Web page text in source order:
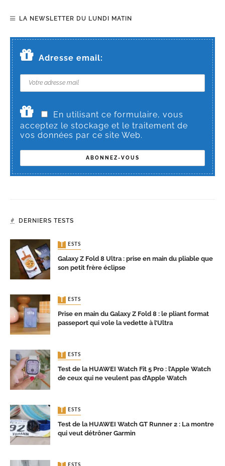
LA NEWSLETTER DU LUNDI MATIN
Adresse email:
En utilisant ce formulaire, vous
acceptez le stockage et le traitement de
vos données par ce site Web.
DERNIERS TESTS
TESTS
Galaxy Z Fold 8 Ultra : prise en main du pliable que
son petit frère éclipse
TESTS
Prise en main du Galaxy Z Fold 8 : le pliant format
passeport qui vole la vedette à l’Ultra
TESTS
Test de la HUAWEI Watch Fit 5 Pro : l’Apple Watch
de ceux qui ne veulent pas d’Apple Watch
TESTS
Test de la HUAWEI Watch GT Runner 2 : La montre
qui veut détrôner Garmin